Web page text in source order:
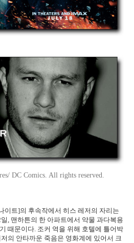
DC Comics. All rights reserved.
이트]의 후속작에서 히스 레저의 자리는
, 맨하튼의 한 아파트에서 약물 과다복용
때문이다. 조커 역을 위해 호텔에 틀어박
의 안타까운 죽음은 영화계에 있어서 크